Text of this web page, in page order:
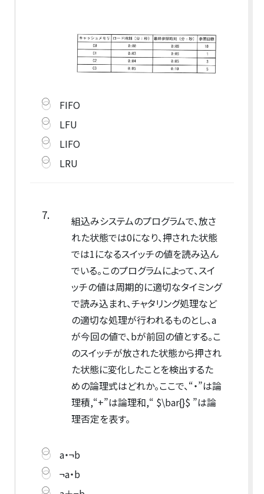
FIFO
LFU
LIFO
LRU
7.
組込みシステムのプログラムで、放さ
れた状態では0になり、押された状態
では1になるスイッチの値を読み込ん
でいる。このプログラムによって、スイ
ッチの値は周期的に適切なタイミング
で読み込まれ、チャタリング処理など
の適切な処理が行われるものとし、a
が今回の値で、bが前回の値とする。こ
のスイッチが放された状態から押され
た状態に変化したことを検出するた
めの論理式はどれか。ここで、“・”は論
理積,“+”は論理和,“ $\bar{}$ ”は論
理否定を表す。
a・¬b
¬a・b